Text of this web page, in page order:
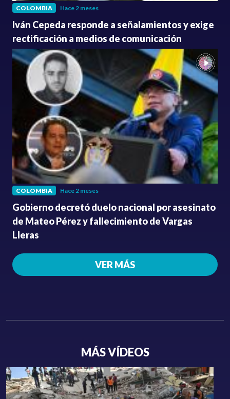
COLOMBIA Hace 2 meses
Iván Cepeda responde a señalamientos y exige
rectificación a medios de comunicación
COLOMBIA Hace 2 meses
Gobierno decretó duelo nacional por asesinato
de Mateo Pérez y fallecimiento de Vargas
Lleras
VER MÁS
MÁS VÍDEOS